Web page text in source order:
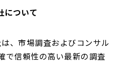
について
、市場調査およびコンサル
で信頼性の高い最新の調査